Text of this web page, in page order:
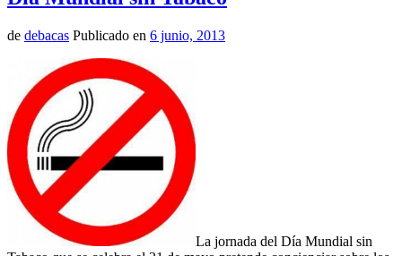
de debacas Publicado en 6 junio, 2013
La jornada del Día Mundial sin